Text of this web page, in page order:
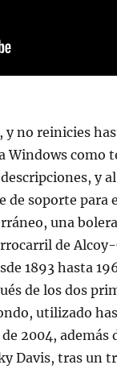
no reinicies
Windows como
y
de soporte para
una
de
1893 hasta
de los dos
utilizado
2004, además
Davis, tras un